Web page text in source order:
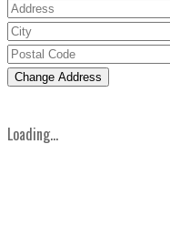
Change Address
Loading...